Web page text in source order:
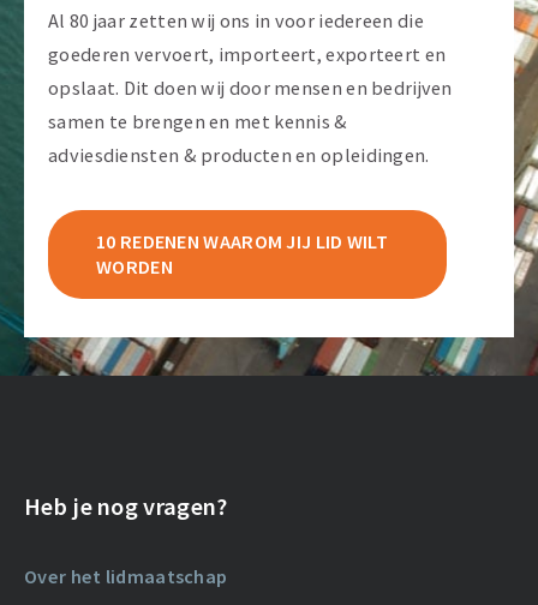
Al 80 jaar zetten wij ons in voor iedereen die
goederen vervoert, importeert, exporteert en
opslaat. Dit doen wij door mensen en bedrijven
samen te brengen en met kennis &
adviesdiensten & producten en opleidingen.
10 REDENEN WAAROM JIJ LID WILT
WORDEN
Heb je nog vragen?
Over het lidmaatschap